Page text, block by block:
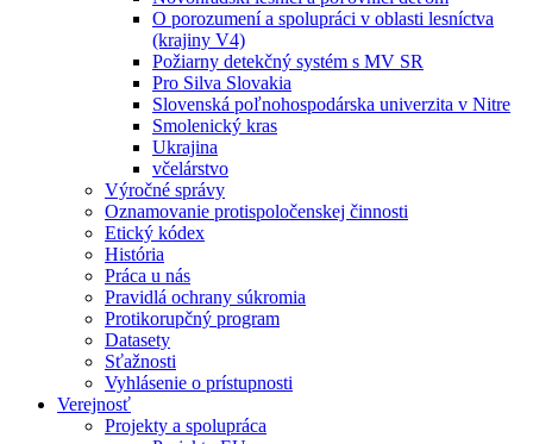
O porozumení a spolupráci v oblasti lesníctva
(krajiny V4)
Požiarny detekčný systém s MV SR
Pro Silva Slovakia
Slovenská poľnohospodárska univerzita v Nitre
Smolenický kras
Ukrajina
včelárstvo
Výročné správy
Oznamovanie protispoločenskej činnosti
Etický kódex
História
Práca u nás
Pravidlá ochrany súkromia
Protikorupčný program
Datasety
Sťažnosti
Vyhlásenie o prístupnosti
Verejnosť
Projekty a spolupráca